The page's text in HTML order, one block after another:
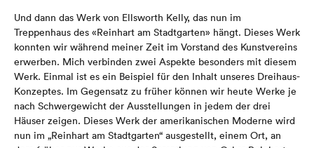
Und dann das Werk von Ellsworth Kelly, das nun im
Treppenhaus des «Reinhart am Stadtgarten» hängt. Dieses Werk
konnten wir während meiner Zeit im Vorstand des Kunstvereins
erwerben. Mich verbinden zwei Aspekte besonders mit diesem
Werk. Einmal ist es ein Beispiel für den Inhalt unseres Dreihaus-
Konzeptes. Im Gegensatz zu früher können wir heute Werke je
nach Schwergewicht der Ausstellungen in jedem der drei
Häuser zeigen. Dieses Werk der amerikanischen Moderne wird
nun im „Reinhart am Stadtgarten“ ausgestellt, einem Ort, an